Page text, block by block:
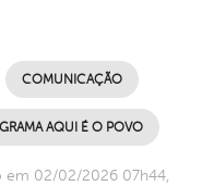
COMUNICAÇÃO
AQUI É O POVO
em 02/02/2026 07h44,